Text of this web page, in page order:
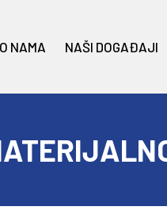
O NAMA NAŠI DOGAĐAJI